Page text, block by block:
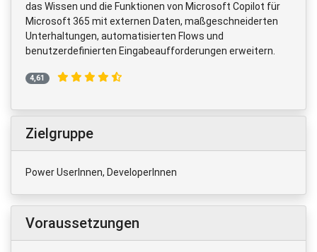
das Wissen und die Funktionen von Microsoft Copilot für
Microsoft 365 mit externen Daten, maßgeschneiderten
Unterhaltungen, automatisierten Flows und
benutzerdefinierten Eingabeaufforderungen erweitern.
4,61
Zielgruppe
Power UserInnen, DeveloperInnen
Voraussetzungen